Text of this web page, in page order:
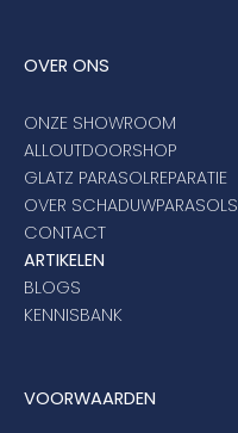
OVER ONS
ONZE SHOWROOM
ALLOUTDOORSHOP
GLATZ PARASOLREPARATIE
OVER SCHADUWPARASOLS
CONTACT
ARTIKELEN
BLOGS
KENNISBANK
VOORWAARDEN